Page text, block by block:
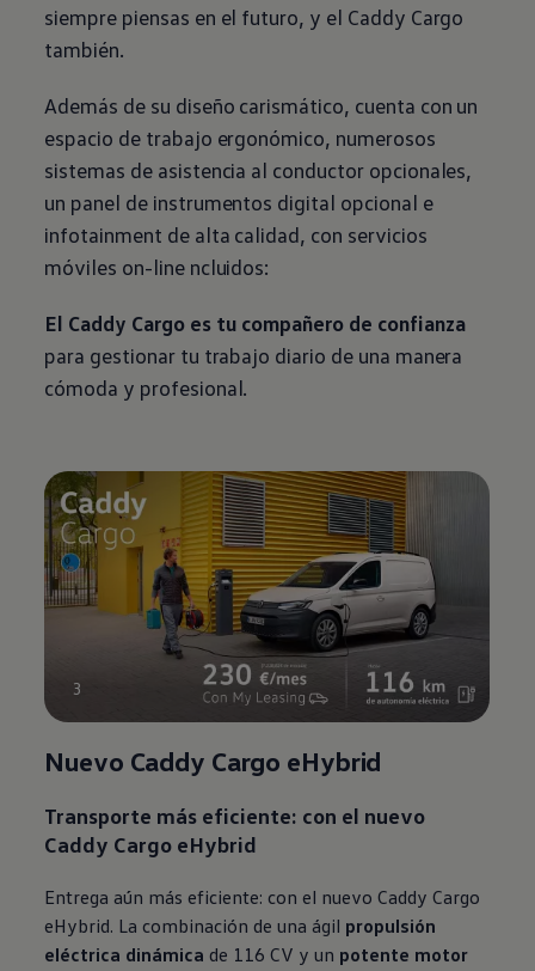
siempre piensas en el futuro, y el Caddy Cargo
también.
Además de su diseño carismático, cuenta con un
espacio de trabajo ergonómico, numerosos
sistemas de asistencia al conductor opcionales,
un panel de instrumentos digital opcional e
infotainment de alta calidad, con servicios
móviles on-line ncluidos:
El Caddy Cargo es tu compañero de confianza
para gestionar tu trabajo diario de una manera
cómoda y profesional.
3
Nuevo Caddy Cargo eHybrid
Transporte más eficiente: con el nuevo
Caddy Cargo eHybrid
Entrega aún más eficiente: con el nuevo Caddy Cargo
eHybrid. La combinación de una ágil propulsión
eléctrica dinámica de 116 CV y un potente motor